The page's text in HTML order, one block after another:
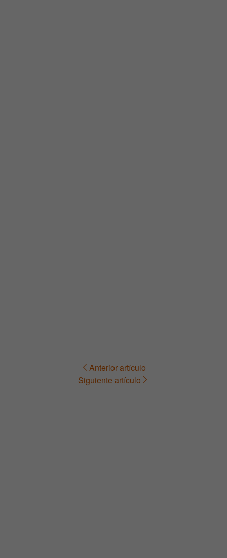
Navegación Anterior artículo
Siguiente artículo